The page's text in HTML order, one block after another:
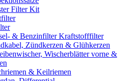
Filter Kit
& Benzinfilter Kraftstofffilter
Zündkerzen & Glühkerzen
Wischerblätter vorne &
& Keilriemen